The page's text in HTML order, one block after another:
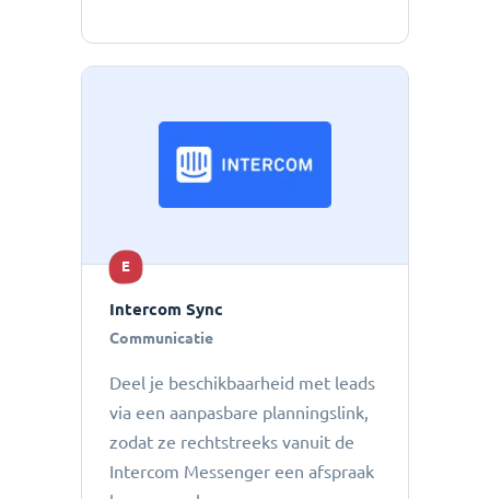
E
Intercom Sync
Communicatie
Deel je beschikbaarheid met leads
via een aanpasbare planningslink,
zodat ze rechtstreeks vanuit de
Intercom Messenger een afspraak